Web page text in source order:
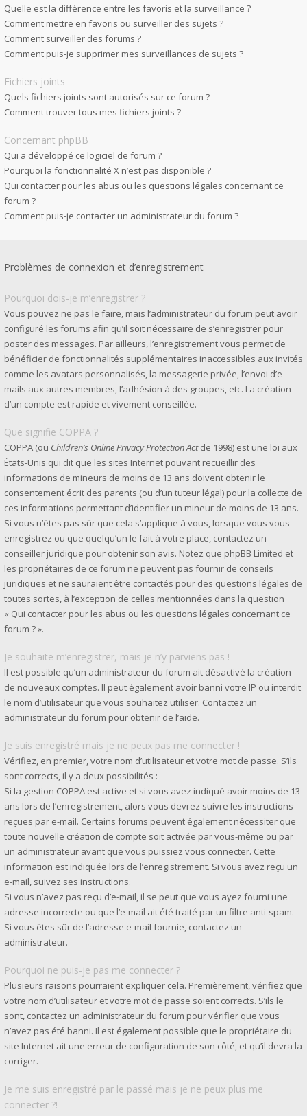
Quelle est la différence entre les favoris et la surveillance ?
Comment mettre en favoris ou surveiller des sujets ?
Comment surveiller des forums ?
Comment puis-je supprimer mes surveillances de sujets ?
Fichiers joints
Quels fichiers joints sont autorisés sur ce forum ?
Comment trouver tous mes fichiers joints ?
Concernant phpBB
Qui a développé ce logiciel de forum ?
Pourquoi la fonctionnalité X n’est pas disponible ?
Qui contacter pour les abus ou les questions légales concernant ce
forum ?
Comment puis-je contacter un administrateur du forum ?
Problèmes de connexion et d’enregistrement
Pourquoi dois-je m’enregistrer ?
Vous pouvez ne pas le faire, mais l’administrateur du forum peut avoir
configuré les forums afin qu’il soit nécessaire de s’enregistrer pour
poster des messages. Par ailleurs, l’enregistrement vous permet de
bénéficier de fonctionnalités supplémentaires inaccessibles aux invités
comme les avatars personnalisés, la messagerie privée, l’envoi d’e-
mails aux autres membres, l’adhésion à des groupes, etc. La création
d’un compte est rapide et vivement conseillée.
Que signifie COPPA ?
COPPA (ou Children’s Online Privacy Protection Actde 1998) est une loi aux
États-Unis qui dit que les sites Internet pouvant recueillir des
informations de mineurs de moins de 13 ans doivent obtenir le
consentement écrit des parents (ou d’un tuteur légal) pour la collecte de
ces informations permettant d’identifier un mineur de moins de 13 ans.
Si vous n’êtes pas sûr que cela s’applique à vous, lorsque vous vous
enregistrez ou que quelqu’un le fait à votre place, contactez un
conseiller juridique pour obtenir son avis. Notez que phpBB Limited et
les propriétaires de ce forum ne peuvent pas fournir de conseils
juridiques et ne sauraient être contactés pour des questions légales de
toutes sortes, à l’exception de celles mentionnées dans la question
« Qui contacter pour les abus ou les questions légales concernant ce
forum ? ».
Je souhaite m’enregistrer, mais je n’y parviens pas !
Il est possible qu’un administrateur du forum ait désactivé la création
de nouveaux comptes. Il peut également avoir banni votre IP ou interdit
le nom d’utilisateur que vous souhaitez utiliser. Contactez un
administrateur du forum pour obtenir de l’aide.
Je suis enregistré mais je ne peux pas me connecter !
Vérifiez, en premier, votre nom d’utilisateur et votre mot de passe. S’ils
sont corrects, il y a deux possibilités :
Si la gestion COPPA est active et si vous avez indiqué avoir moins de 13
ans lors de l’enregistrement, alors vous devrez suivre les instructions
reçues par e-mail. Certains forums peuvent également nécessiter que
toute nouvelle création de compte soit activée par vous-même ou par
un administrateur avant que vous puissiez vous connecter. Cette
information est indiquée lors de l’enregistrement. Si vous avez reçu un
e-mail, suivez ses instructions.
Si vous n’avez pas reçu d’e-mail, il se peut que vous ayez fourni une
adresse incorrecte ou que l’e-mail ait été traité par un filtre anti-spam.
Si vous êtes sûr de l’adresse e-mail fournie, contactez un
administrateur.
Pourquoi ne puis-je pas me connecter ?
Plusieurs raisons pourraient expliquer cela. Premièrement, vérifiez que
votre nom d’utilisateur et votre mot de passe soient corrects. S’ils le
sont, contactez un administrateur du forum pour vérifier que vous
n’avez pas été banni. Il est également possible que le propriétaire du
site Internet ait une erreur de configuration de son côté, et qu’il devra la
corriger.
Je me suis enregistré par le passé mais je ne peux plus me
connecter ?!